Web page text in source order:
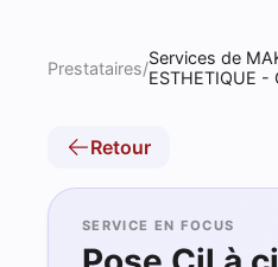
Prestataires/Services de
ESTHETIQUE -
Retour
SERVICE EN FOCUS